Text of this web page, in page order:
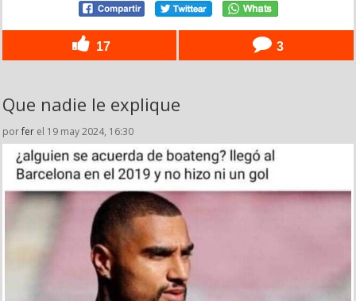
17 3
Que nadie le explique
porfer el 19 may 2024, 16:30